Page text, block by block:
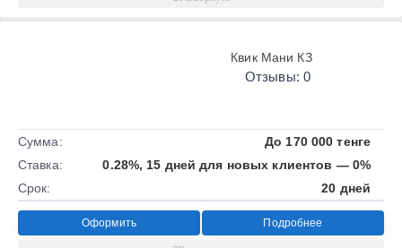
Квик Мани КЗ
Отзывы: 0
Сумма:
До 170 000 тенге
Ставка:
0.28%, 15 дней для новых клиентов — 0%
Срок:
20 дней
Оформить Подробнее